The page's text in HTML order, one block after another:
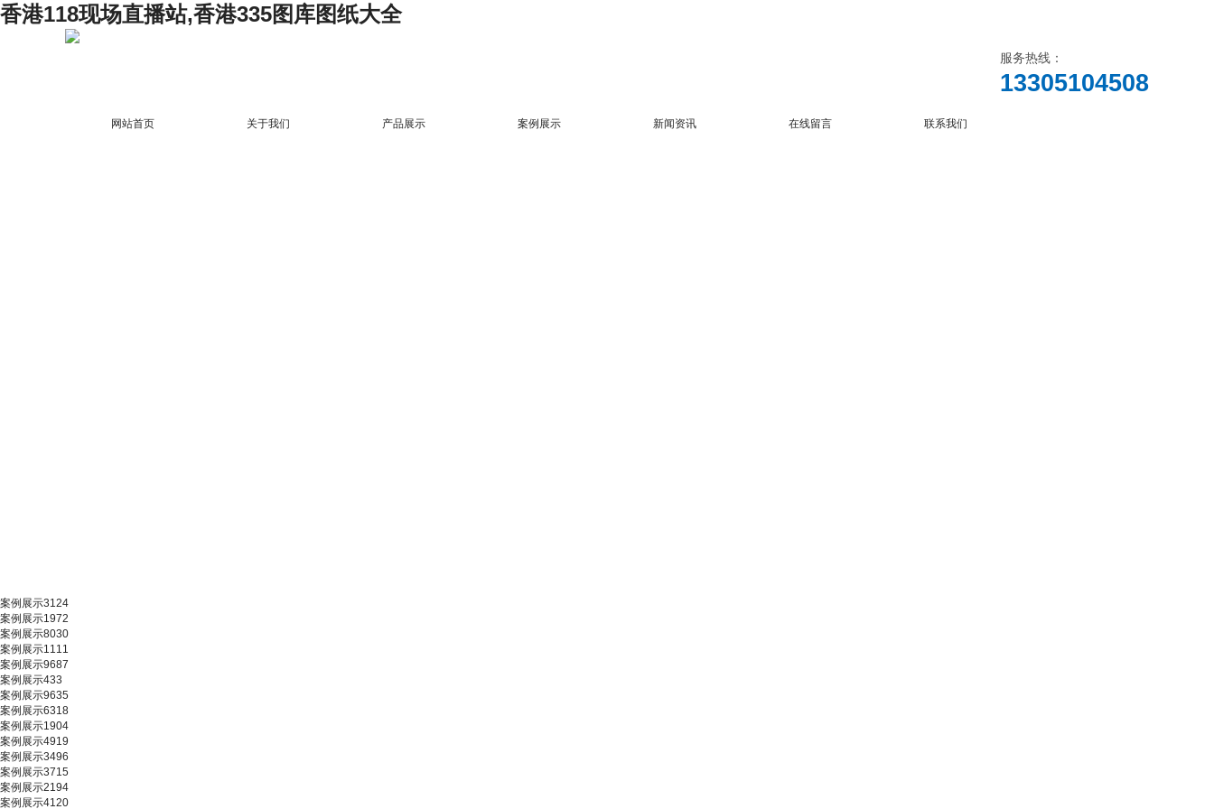
香港118现场直播站,香港335图库图纸大全
服务热线：
13305104508
网站首页 关于我们 产品展示 案例展示 新闻资讯 在线留言 联系我们
案例展示3124
案例展示1972
案例展示8030
案例展示1111
案例展示9687
案例展示433
案例展示9635
案例展示6318
案例展示1904
案例展示4919
案例展示3496
案例展示3715
案例展示2194
案例展示4120